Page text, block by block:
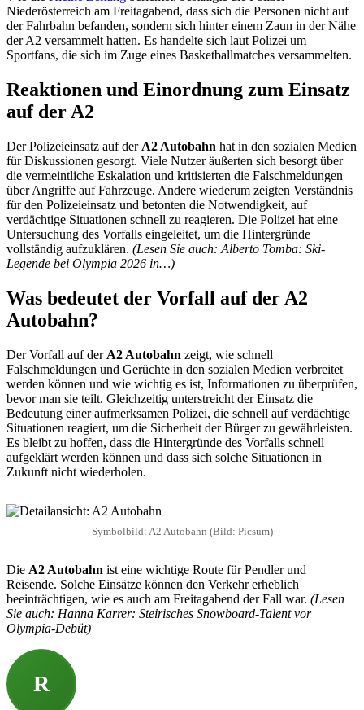
Niederösterreich am Freitagabend, dass sich die Personen nicht auf
der Fahrbahn befanden, sondern sich hinter einem Zaun in der Nähe
der A2 versammelt hatten. Es handelte sich laut Polizei um
Sportfans, die sich im Zuge eines Basketballmatches versammelten.
Reaktionen und Einordnung zum Einsatz
auf der A2
Der Polizeieinsatz auf der A2 Autobahn hat in den sozialen Medien
für Diskussionen gesorgt. Viele Nutzer äußerten sich besorgt über
die vermeintliche Eskalation und kritisierten die Falschmeldungen
über Angriffe auf Fahrzeuge. Andere wiederum zeigten Verständnis
für den Polizeieinsatz und betonten die Notwendigkeit, auf
verdächtige Situationen schnell zu reagieren. Die Polizei hat eine
Untersuchung des Vorfalls eingeleitet, um die Hintergründe
vollständig aufzuklären. (Lesen Sie auch: Alberto Tomba: Ski-
Legende bei Olympia 2026 in…)
Was bedeutet der Vorfall auf der A2
Autobahn?
Der Vorfall auf der A2 Autobahn zeigt, wie schnell
Falschmeldungen und Gerüchte in den sozialen Medien verbreitet
werden können und wie wichtig es ist, Informationen zu überprüfen,
bevor man sie teilt. Gleichzeitig unterstreicht der Einsatz die
Bedeutung einer aufmerksamen Polizei, die schnell auf verdächtige
Situationen reagiert, um die Sicherheit der Bürger zu gewährleisten.
Es bleibt zu hoffen, dass die Hintergründe des Vorfalls schnell
aufgeklärt werden können und dass sich solche Situationen in
Zukunft nicht wiederholen.
Symbolbild: A2 Autobahn (Bild: Picsum)
Die A2 Autobahn ist eine wichtige Route für Pendler und
Reisende. Solche Einsätze können den Verkehr erheblich
beeinträchtigen, wie es auch am Freitagabend der Fall war. (Lesen
Sie auch: Hanna Karrer: Steirisches Snowboard-Talent vor
Olympia-Debüt)
R